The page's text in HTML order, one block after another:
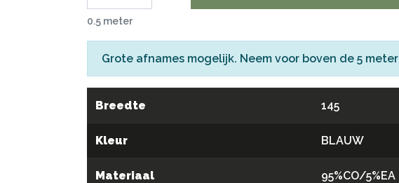
0.5 meter
Grote afnames mogelijk. Neem voor boven de 5 meter
Breedte 145
Kleur BLAUW
Materiaal 95%CO/5%EA